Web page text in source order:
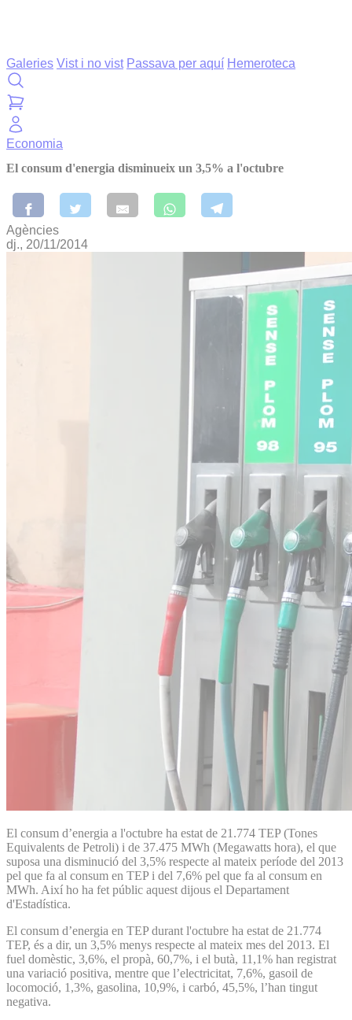
Galeries Vist i no vist Passava per aquí Hemeroteca
Economia
El consum d'energia disminueix un 3,5% a l'octubre
Agències
dj., 20/11/2014
El consum d’energia a l'octubre ha estat de 21.774 TEP (Tones
Equivalents de Petroli) i de 37.475 MWh (Megawatts hora), el que
suposa una disminució del 3,5% respecte al mateix període del 2013
pel que fa al consum en TEP i del 7,6% pel que fa al consum en
MWh. Així ho ha fet públic aquest dijous el Departament
d'Estadística.
El consum d’energia en TEP durant l'octubre ha estat de 21.774
TEP, és a dir, un 3,5% menys respecte al mateix mes del 2013. El
fuel domèstic, 3,6%, el propà, 60,7%, i el butà, 11,1% han registrat
una variació positiva, mentre que l’electricitat, 7,6%, gasoil de
locomoció, 1,3%, gasolina, 10,9%, i carbó, 45,5%, l’han tingut
negativa.